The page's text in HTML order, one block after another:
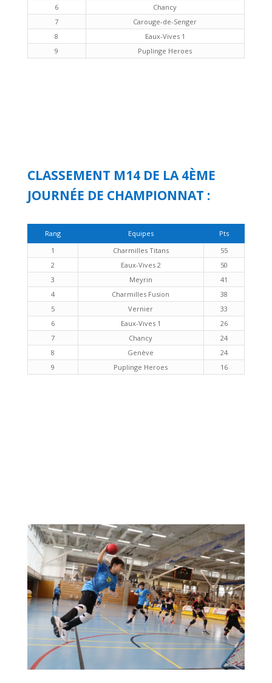
6
Chancy
7
Carouge-de-Senger
8
Eaux-Vives 1
9
Puplinge Heroes
CLASSEMENT M14 DE LA 4ÈME
JOURNÉE DE CHAMPIONNAT :
Rang Equipes
Pts
1
Charmilles Titans
55
2
Eaux-Vives 2
50
3
Meyrin
41
4
Charmilles Fusion
38
5
Vernier
33
6
Eaux-Vives 1
26
7
Chancy
24
8
Genève
24
9
Puplinge Heroes 16